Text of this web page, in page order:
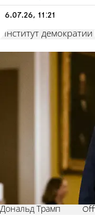
6.07.26, 11:21
Институт
Дональд Трамп